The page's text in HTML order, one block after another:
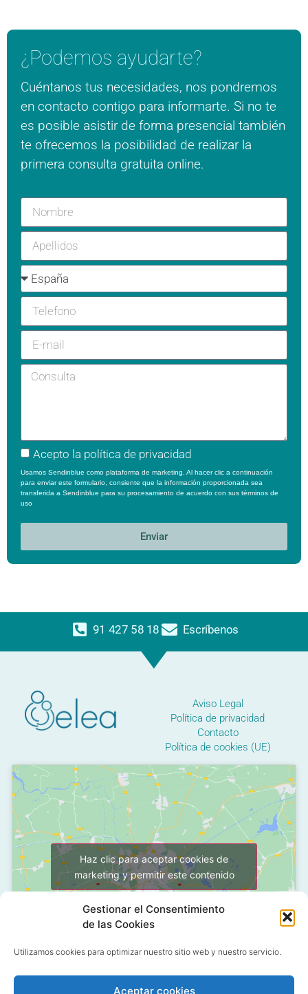
Gestionar el Consentimiento
de las Cookies
Utilizamos cookies para optimizar nuestro sitio web y nuestro servicio.
Aceptar cookies
¿Podemos ayudarte?
Cuéntanos tus necesidades, nos pondremos
en contacto contigo para informarte. Si no te
es posible asistir de forma presencial también
te ofrecemos la posibilidad de realizar la
primera consulta gratuita online.
Acepto la política de privacidad
Usamos Sendinblue como plataforma de marketing. Al hacer clic a continuación
para enviar este formulario, consiente que la información proporcionada sea
transferida a Sendinblue para su procesamiento de acuerdo con sus términos de
uso
Enviar
91 427 58 18 Escríbenos
Aviso Legal
Política de privacidad
Contacto
Política de cookies (UE)
Haz clic para aceptar cookies de
marketing y permitir este contenido